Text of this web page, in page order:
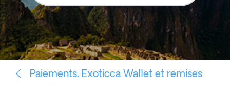
le
centre
d'aide
Exoticca
Paiements, Exoticca Wallet et remises